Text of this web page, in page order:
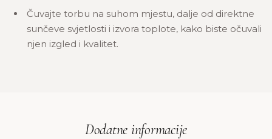
Čuvajte torbu na suhom mjestu, dalje od direktne
sunčeve svjetlosti i izvora toplote, kako biste očuvali
njen izgled i kvalitet.
Dodatne informacije